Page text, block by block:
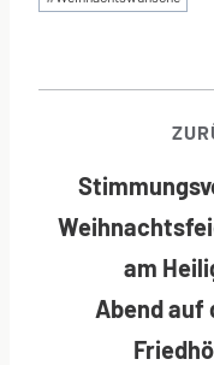
am
Abend auf